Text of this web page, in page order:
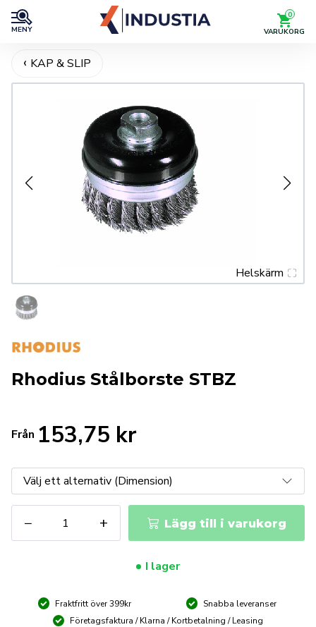
MENY
0
VARUKORG
KAP & SLIP
Helskärm
Rhodius Stålborste STBZ
Från 153,75 kr
−
Stålborste
STBZ
+ Lägg till i varukorg
I lager
Fraktfritt över 399kr
Snabba leveranser
Företagsfaktura / Klarna / Kortbetalning / Leasing